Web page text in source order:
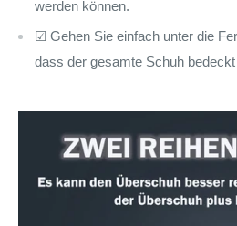
werden können.
☑ Gehen Sie einfach unter die
dass der gesamte Schuh